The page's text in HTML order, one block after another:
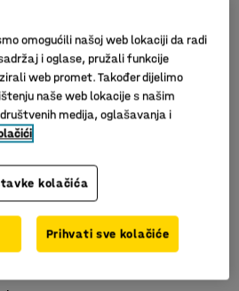
omogućili našoj web lokaciji da radi
i oglase, pružali funkcije
web promet. Također dijelimo
naše web lokacije s našim
medija, oglašavanja i
kolačića
Prihvati sve kolačiće